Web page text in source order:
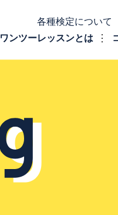
各種検定について
ワンツーレッスンとは